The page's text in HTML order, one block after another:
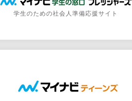
学生のための社会人準備応援サイト